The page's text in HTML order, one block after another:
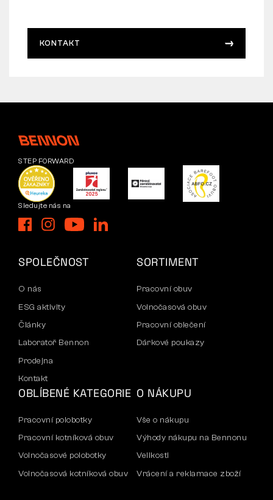
KONTAKT
STEP FORWARD
Sledujte nás na
SPOLEČNOST
O nás
ESG aktivity
Články
Laboratoř Bennon
Prodejna
Kontakt
SORTIMENT
Pracovní obuv
Volnočasová obuv
Pracovní oblečení
Dárkové poukazy
OBLÍBENÉ KATEGORIE
Pracovní polobotky
Pracovní kotníková obuv
Volnočasové polobotky
Volnočasová kotníková obuv
O NÁKUPU
Vše o nákupu
Výhody nákupu na Bennonu
Velikosti
Vrácení a reklamace zboží